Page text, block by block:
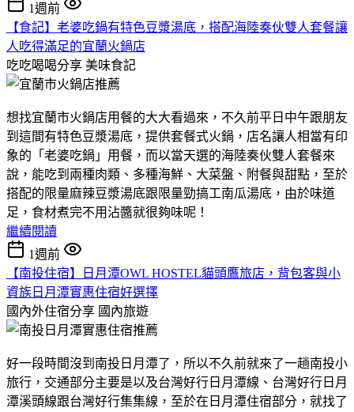
1週前
【食記】老婆吃鍋有特色豆漿湯底，搭配海陸奏伙雙人套餐讓
人吃得滿足的宜蘭火鍋店
吃吃喝喝分享 美味食記
想找宜蘭市火鍋店用餐的大大看過來，不久前平日中午跟朋友
到這間有特色豆漿湯底，提供套餐式火鍋，店名讓人相當有印
象的「老婆吃鍋」用餐，而以當天選的海陸奏伙雙人套餐來
說，能吃到兩種肉類、多種海鮮、大菜盤、附餐與甜點，至於
搭配的限量麻辣豆漿湯底跟限量勁搞工南瓜湯底，由於味道
足，食材煮完不用沾醬就很夠味呢！
繼續閱讀
1週前
【南投住宿】日月潭OWL HOSTEL貓頭鷹旅店，背包客與小
資族日月潭實惠住宿好選擇
國內外住宿分享 國內旅遊
好一段時間沒到南投日月潭了，所以不久前就來了一趟南投小
旅行，交通部分主要是以及台灣好行日月潭線、台灣好行日月
潭溪頭線跟台灣好行集集線，至於在日月潭住宿部分，就找了